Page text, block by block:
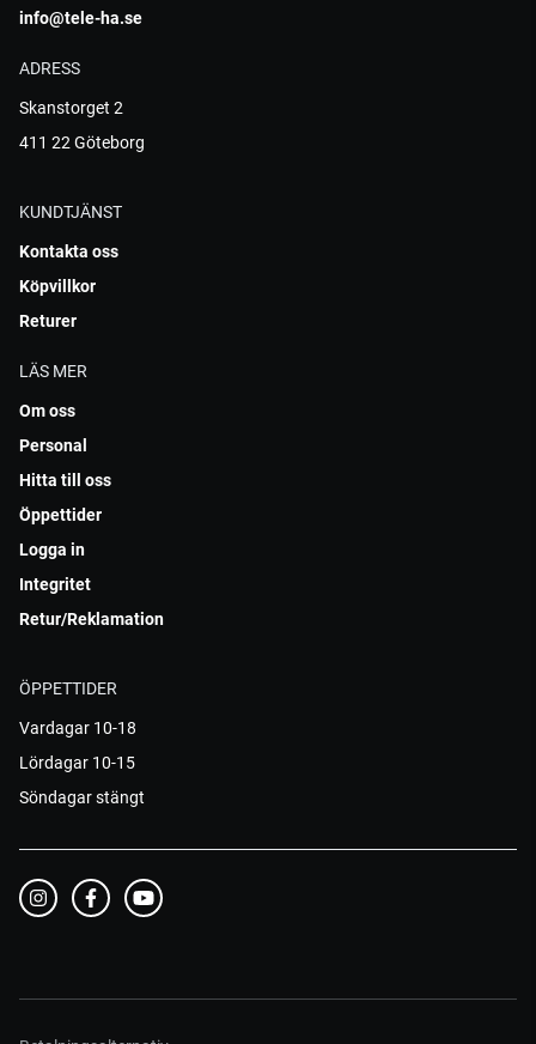
info@tele-ha.se
ADRESS
Skanstorget 2
411 22 Göteborg
KUNDTJÄNST
Kontakta oss
Köpvillkor
Returer
LÄS MER
Om oss
Personal
Hitta till oss
Öppettider
Logga in
Integritet
Retur/Reklamation
ÖPPETTIDER
Vardagar 10-18
Lördagar 10-15
Söndagar stängt